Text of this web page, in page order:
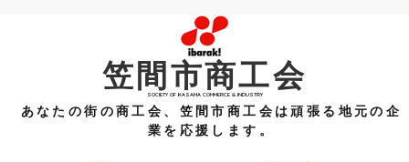
笠間市商工会
SOCIETY OF KASAMA COMMERCE & INDUSTRY
あなたの街の商工会、笠間市商工会は頑張る地元の企
業を応援します。